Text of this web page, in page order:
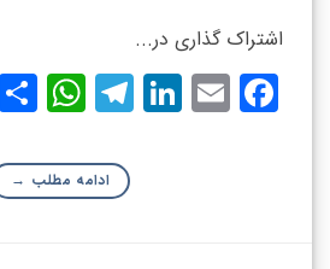
اشتراک گذاری در...
Facebook
Email
LinkedIn
ادامه مطلب →